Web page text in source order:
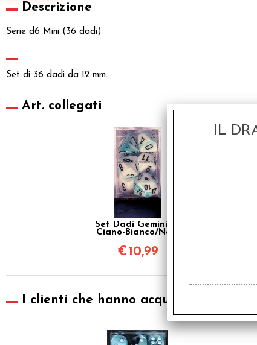
Descrizione
Serie d6 Mini (36 dadi)
Set di 36 dadi da 12 mm.
Art. collegati
Set Dadi Gemini 4 -
Ciano-Bianco/Nero
€ 10,99
I clienti che hanno acquistato
IL